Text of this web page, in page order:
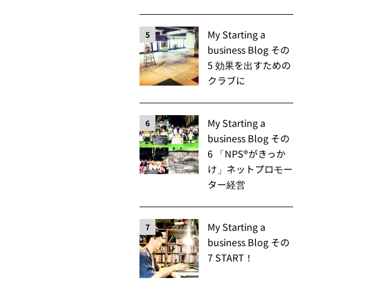
5
My Starting a
business Blog その
5 効果を出すための
クラブに
6
My Starting a
business Blog その
6 「NPS®️がきっか
け」ネットプロモー
ター経営
7
My Starting a
business Blog その
7 START！